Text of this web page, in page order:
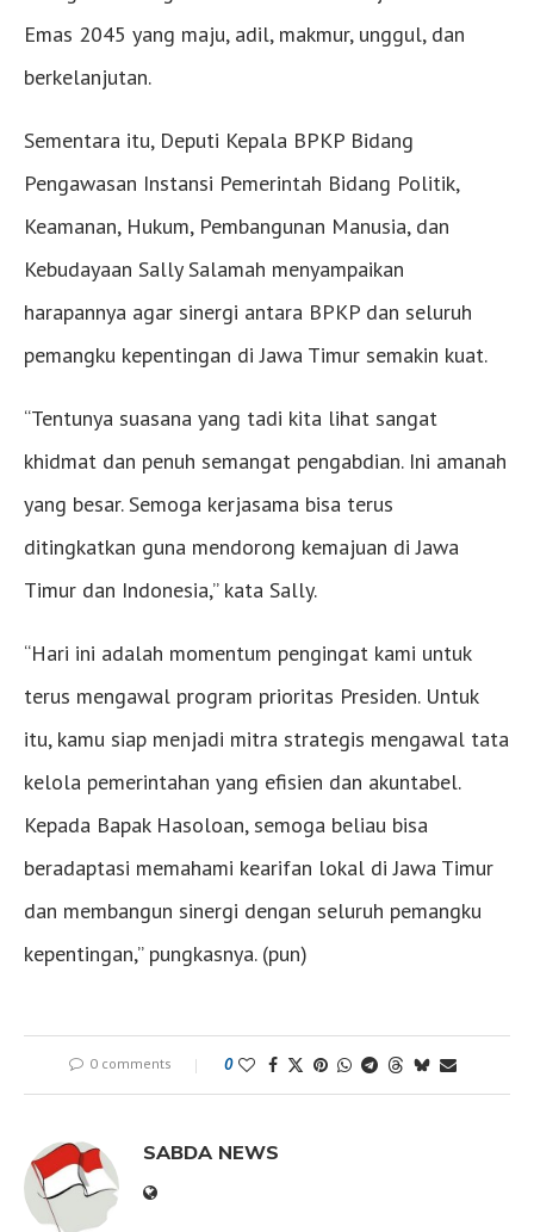
Emas 2045 yang maju, adil, makmur, unggul, dan
berkelanjutan.
Sementara itu, Deputi Kepala BPKP Bidang
Pengawasan Instansi Pemerintah Bidang Politik,
Keamanan, Hukum, Pembangunan Manusia, dan
Kebudayaan Sally Salamah menyampaikan
harapannya agar sinergi antara BPKP dan seluruh
pemangku kepentingan di Jawa Timur semakin kuat.
“Tentunya suasana yang tadi kita lihat sangat
khidmat dan penuh semangat pengabdian. Ini amanah
yang besar. Semoga kerjasama bisa terus
ditingkatkan guna mendorong kemajuan di Jawa
Timur dan Indonesia,” kata Sally.
“Hari ini adalah momentum pengingat kami untuk
terus mengawal program prioritas Presiden. Untuk
itu, kamu siap menjadi mitra strategis mengawal tata
kelola pemerintahan yang efisien dan akuntabel.
Kepada Bapak Hasoloan, semoga beliau bisa
beradaptasi memahami kearifan lokal di Jawa Timur
dan membangun sinergi dengan seluruh pemangku
kepentingan,” pungkasnya. (pun)
0 comments 0
SABDA NEWS